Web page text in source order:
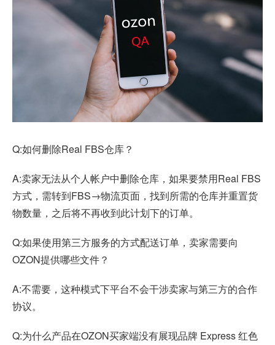
Q:如何删除Real FBS仓库？
A:卖家无法从个人帐户中删除仓库，如果要禁用Real FBS
方式，需转到FBS→物流页面，找到所需的仓库并重置货
物数量，之后将不再收到此计划下的订单。
Q:如果使用第三方服务的方式配送订单，卖家需要向
OZON提供哪些文件？
A:不需要，这种模式下平台不会干涉卖家与第三方的合作
协议。
Q:为什么产品在OZON买家端没有展现品牌 Express 红色